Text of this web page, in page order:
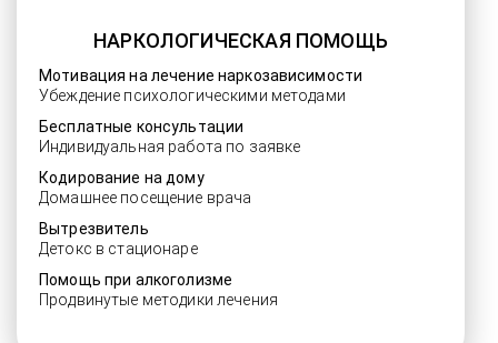
НАРКОЛОГИЧЕСКАЯ ПОМОЩЬ
Мотивация на лечение наркозависимости
Убеждение психологическими методами
Бесплатные консультации
Индивидуальная работа по заявке
Кодирование на дому
Домашнее посещение врача
Вытрезвитель
Детокс в стационаре
Помощь при алкоголизме
Продвинутые методики лечения